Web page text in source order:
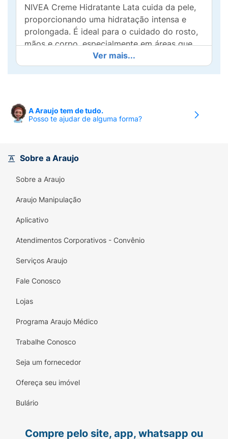
NIVEA Creme Hidratante Lata cuida da pele,
proporcionando uma hidratação intensa e
prolongada. É ideal para o cuidado do rosto,
mãos e corpo, especialmente em áreas que
precisam de uma atenção extra contra o
ressecamento. Por ser dermatologicamente
Benefícios e diferenciais:
- Cuidado completo para rosto, mãos e corpo
- Dermatologicamente testado
- O clássico de NIVEA
- Uso versátil
- Contra o ressecamento
- 80% alumínio reciclado na lata*
*Média do conteúdo reciclado anual -
Modo de usar:
Aplique suavemente na pele até a completa
absorção.
Ingredientes:
Aqua (Água), Paraffinum Liquidum (Petrolato
Microcristalina), Glycerin (Glicerol), Lanolin
(Parafina), Panthenol (Pantenol), Magnesium
Ver mais...
A Araujo tem de tudo.
Posso te ajudar de alguma forma?
Sobre a Araujo
Sobre a Araujo
Araujo Manipulação
Aplicativo
Atendimentos Corporativos - Convênio
Serviços Araujo
Fale Conosco
Lojas
Programa Araujo Médico
Trabalhe Conosco
Seja um fornecedor
Ofereça seu imóvel
Bulário
Compre pelo site, app, whatsapp ou